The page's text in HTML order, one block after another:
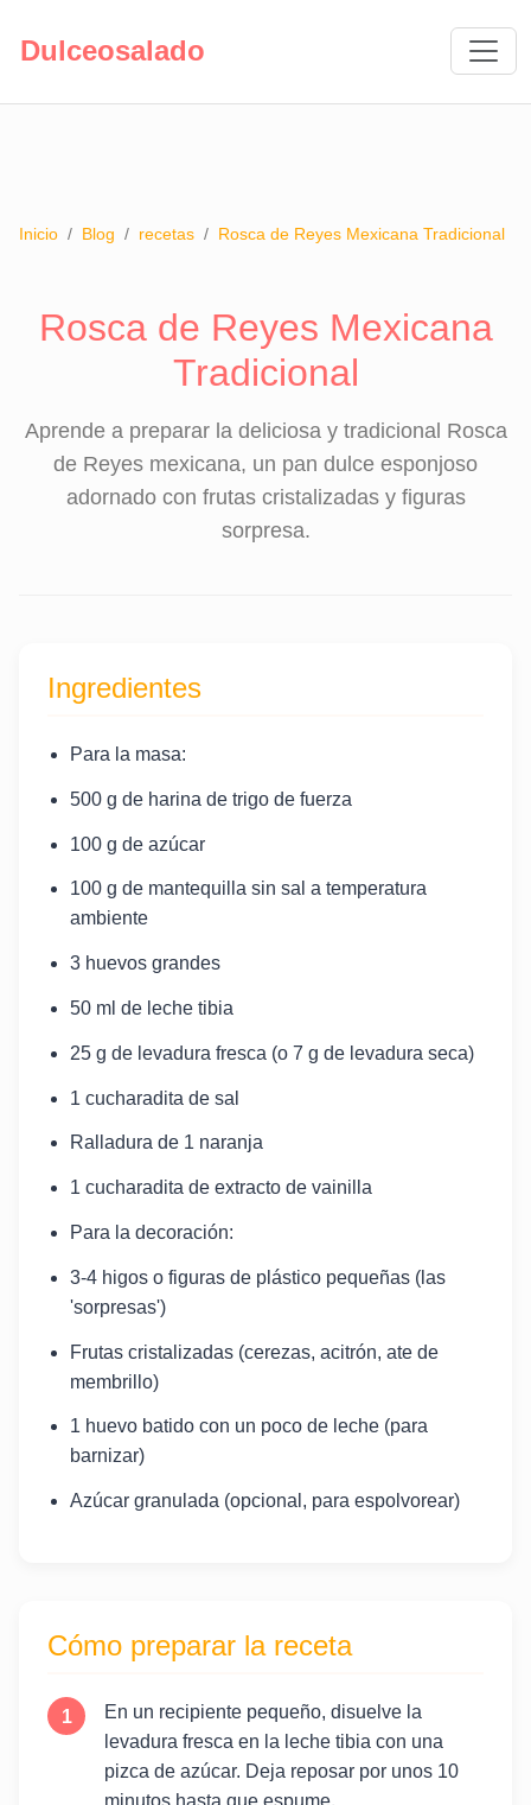
Dulceosalado
Inicio / Blog / recetas / Rosca de Reyes Mexicana Tradicional
Rosca de Reyes Mexicana
Tradicional
Aprende a preparar la deliciosa y tradicional Rosca
de Reyes mexicana, un pan dulce esponjoso
adornado con frutas cristalizadas y figuras
sorpresa.
Ingredientes
Para la masa:
500 g de harina de trigo de fuerza
100 g de azúcar
100 g de mantequilla sin sal a temperatura
ambiente
3 huevos grandes
50 ml de leche tibia
25 g de levadura fresca (o 7 g de levadura seca)
1 cucharadita de sal
Ralladura de 1 naranja
1 cucharadita de extracto de vainilla
Para la decoración:
3-4 higos o figuras de plástico pequeñas (las
'sorpresas')
Frutas cristalizadas (cerezas, acitrón, ate de
membrillo)
1 huevo batido con un poco de leche (para
barnizar)
Azúcar granulada (opcional, para espolvorear)
Cómo preparar la receta
En un recipiente pequeño, disuelve la
levadura fresca en la leche tibia con una
pizca de azúcar. Deja reposar por unos 10